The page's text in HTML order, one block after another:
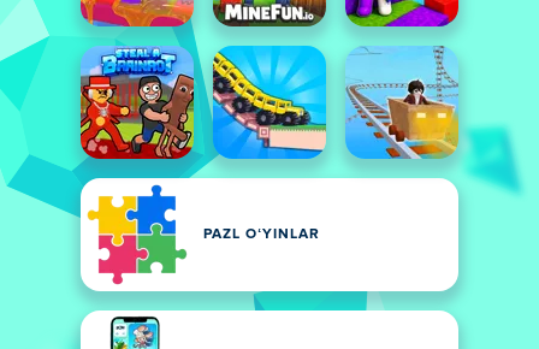
PAZL OʻYINLAR